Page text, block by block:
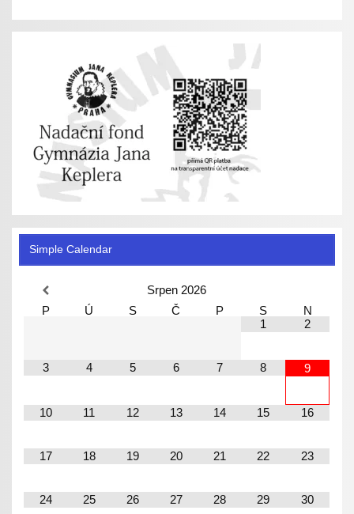
Simple Calendar
Srpen 2026
P
Ú S Č P S
N
1
2
3 4 5 6 7 8 9
10 11 12 13 14 15 16
17 18 19 20 21 22 23
24 25 26 27 28 29 30